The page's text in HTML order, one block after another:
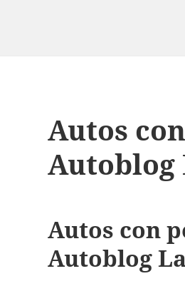
Autos
Autoblog
Autos con
Autoblog